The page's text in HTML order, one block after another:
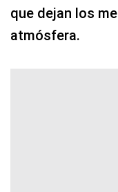
que dejan los
atmósfera.